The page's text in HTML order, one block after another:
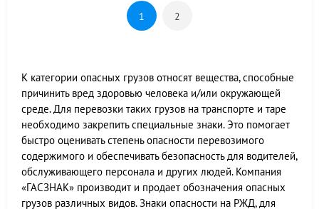
1 2
К категории опасных грузов относят вещества, способные
причинить вред здоровью человека и/или окружающей
среде. Для перевозки таких грузов на транспорте и таре
необходимо закрепить специальные знаки. Это помогает
быстро оценивать степень опасности перевозимого
содержимого и обеспечивать безопасность для водителей,
обслуживающего персонала и других людей. Компания
«ГАСЗНАК» производит и продает обозначения опасных
грузов различных видов. Знаки опасности на РЖД, для